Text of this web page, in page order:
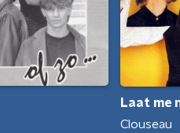
Laat me
Clouseau